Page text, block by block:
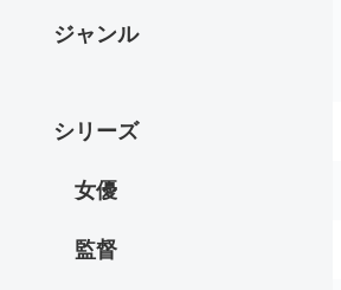
ジャンル
シリーズ
女優
監督